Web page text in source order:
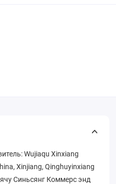
Wujiaqu Xinxiang
Xinjiang, Qinghuyinxiang
Синьсянг Коммерс энд